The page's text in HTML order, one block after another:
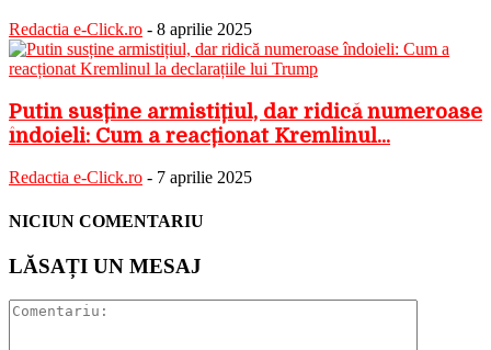
Redactia e-Click.ro - 8 aprilie 2025
Putin susține armistițiul, dar ridică numeroase
îndoieli: Cum a reacționat Kremlinul...
Redactia e-Click.ro - 7 aprilie 2025
NICIUN COMENTARIU
LĂSAȚI UN MESAJ